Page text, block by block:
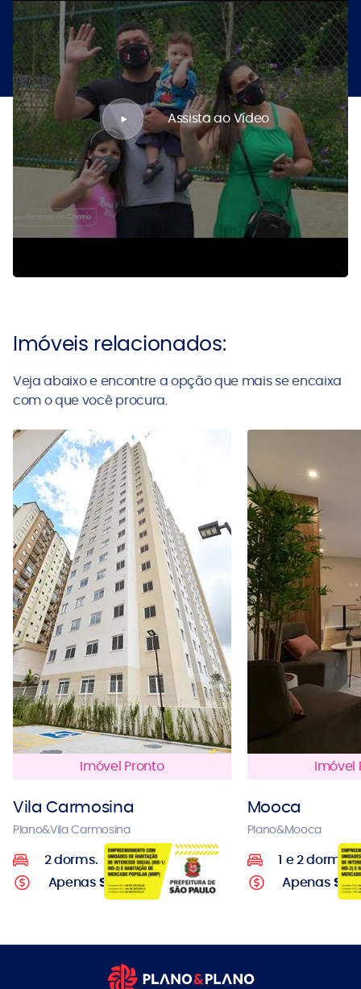
Assista ao Vídeo
Imóveis relacionados:
Veja abaixo e encontre a opção que mais se encaixa
com o que você procura.
Imóvel Pronto
Vila Carmosina
Plano&Vila Carmosina
2 dorms.
ApenasSob consulta
Imóvel
Mooca
Plano&Mooca
1 e 2 dorms.
Apenas